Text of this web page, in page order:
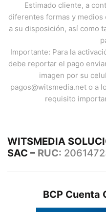
Estimado cliente, a
diferentes formas y medios
a su disposición, así como
Importante: Para la
debe reportar el pago
imagen por su
pagos@witsmedia.net o a
requisito
WITSMEDIA
SAC – RUC:
BCP Cuenta